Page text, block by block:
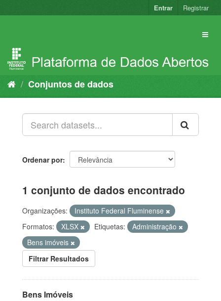
para
Entrar Registrar
Conjuntos de dados
Ordenar por
1 conjunto de dados encontrado
Organizações:
Instituto Federal Fluminense
Formatos:
XLSX Etiquetas:
Administração
Bens imóveis
Filtrar Resultados
Bens Imóveis